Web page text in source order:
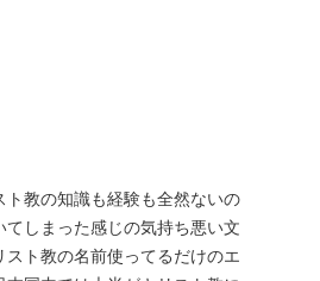
ト教の知識も経験も全然ないの
てしまった感じの気持ち悪い文
ト教の名前使ってるだけのエ